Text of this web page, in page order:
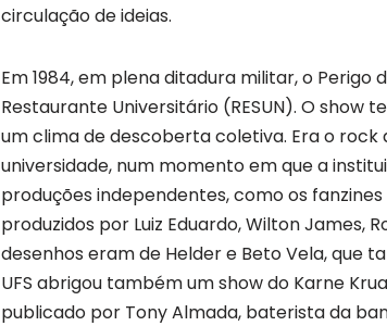
circulação de ideias.
Em 1984, em plena ditadura militar, o
Restaurante Universitário (RESUN). O show
um clima de descoberta coletiva. Era o
universidade, num momento em que a
produções independentes, como os fanzines
produzidos por Luiz Eduardo, Wilton James,
desenhos eram de Helder e Beto Vela, que
UFS abrigou também um show do Karne
publicado por Tony Almada, baterista da